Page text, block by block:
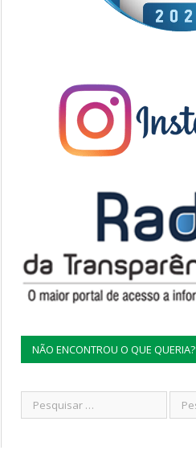
NÃO ENCONTROU O QUE QUERIA?